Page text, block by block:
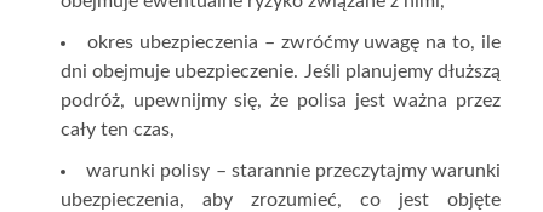
okres ubezpieczenia – zwróćmy uwagę na to, ile
dni obejmuje ubezpieczenie. Jeśli planujemy dłuższą
podróż, upewnijmy się, że polisa jest ważna przez
cały ten czas,
warunki polisy – starannie przeczytajmy warunki
ubezpieczenia, aby zrozumieć, co jest objęte